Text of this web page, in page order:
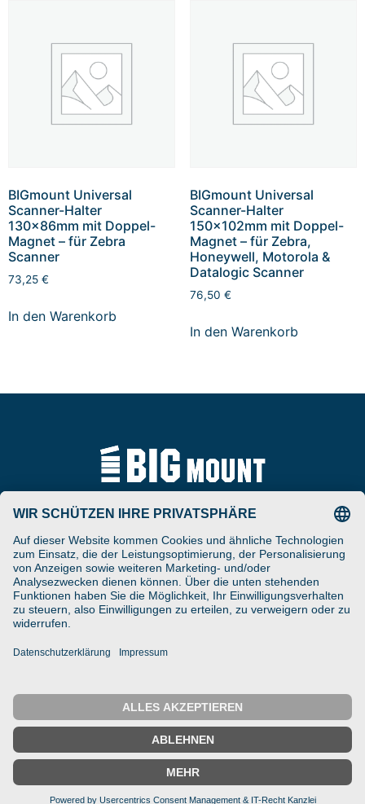
BIGmount Universal
Scanner-Halter
130x86mm mit Doppel-
Magnet – für Zebra
Scanner
73,25 €
In den Warenkorb
BIGmount Universal
Scanner-Halter
150x102mm mit Doppel-
Magnet – für Zebra,
Honeywell, Motorola &
Datalogic Scanner
76,50 €
In den Warenkorb
ARAT Spezialhalterungen
GmbH
Schierbusch 2a
D- 33161 Hövelhof
DESIGNED ENGINEERED
Tel
+49 (0) 5257-9380625
Fax
+49 (0) 5257-9380629
IMPRESSUM DATENSCHUTZ
© 2025 ARAT Spezialhalterungen GmbH
← Zurück Startseite